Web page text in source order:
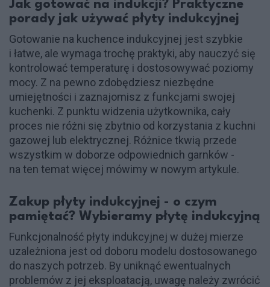
Jak gotować na indukcji? Praktyczne
porady jak używać płyty indukcyjnej
Gotowanie na kuchence indukcyjnej jest szybkie
i łatwe, ale wymaga trochę praktyki, aby nauczyć się
kontrolować temperaturę i dostosowywać poziomy
mocy. Z na pewno zdobędziesz niezbędne
umiejętności i zaznajomisz z funkcjami swojej
kuchenki. Z punktu widzenia użytkownika, cały
proces nie różni się zbytnio od korzystania z kuchni
gazowej lub elektrycznej. Różnice tkwią przede
wszystkim w doborze odpowiednich garnków -
na ten temat więcej mówimy w nowym artykule.
Zakup płyty indukcyjnej - o czym
pamiętać? Wybieramy płytę indukcyjną
Funkcjonalność płyty indukcyjnej w dużej mierze
uzależniona jest od doboru modelu dostosowanego
do naszych potrzeb. By uniknąć ewentualnych
problemów z jej eksploatacją, uwagę należy zwrócić